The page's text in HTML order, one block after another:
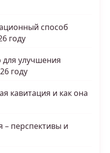
способ
году
улучшения
году
кавитация и как она
– перспективы и